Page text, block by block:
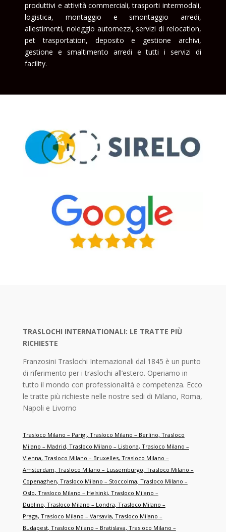
produttivi e attività commerciali, trasporti intermodali,
logistica, montaggio e smontaggio arredi,
allestimenti, noleggio automezzi, servizi di relocation,
pet trasportation, deposito e gestione archivi,
gestione e smaltimento arredi e tutti i servizi di
facility.
TRASLOCHI INTERNATIONALI: LE TRATTE PIÙ
RICHIESTE
Franzosini Traslochi Internazionali dal 1845 è un punto
di riferimento per i traslochi all’estero. Operiamo in
tutto il mondo con professionalità e competenza. Ecco
le tratte più richieste nelle nostre sedi di Milano, Roma,
Napoli e Livorno
Trasloco Milano – Parigi, Trasloco Milano – Berlino, Trasloco
Milano – Madrid, Trasloco Milano – Lisbona, Trasloco Milano –
Vienna, Trasloco Milano – Bruxelles, Trasloco Milano –
Amsterdam, Trasloco Milano – Lussemburgo, Trasloco Milano –
Copenaghen, Trasloco Milano – Stoccolma, Trasloco Milano –
Oslo, Trasloco Milano – Helsinki, Trasloco Milano –
Dublino, Trasloco Milano – Londra, Trasloco Milano –
Praga, Trasloco Milano – Varsavia, Trasloco Milano –
Budapest, Trasloco Milano – Bratislava, Trasloco Milano –